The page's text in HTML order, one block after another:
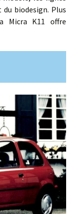
biodesign. Plus
Micra K11 offre